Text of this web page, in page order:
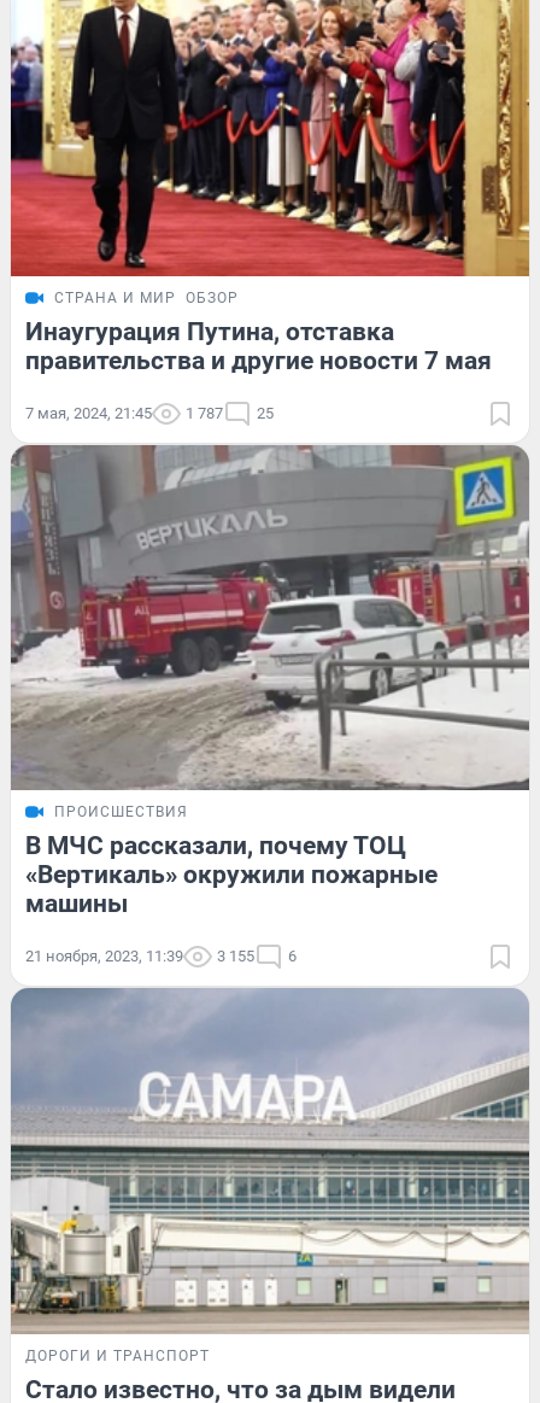
СТРАНА И МИР ОБЗОР
Инаугурация Путина, отставка
правительства и другие новости 7 мая
7 мая, 2024, 21:45 1 787 25
ПРОИСШЕСТВИЯ
В МЧС рассказали, почему ТОЦ
«Вертикаль» окружили пожарные
машины
21 ноября, 2023, 11:39 3 155 6
ДОРОГИ И ТРАНСПОРТ
Стало известно, что за дым видели